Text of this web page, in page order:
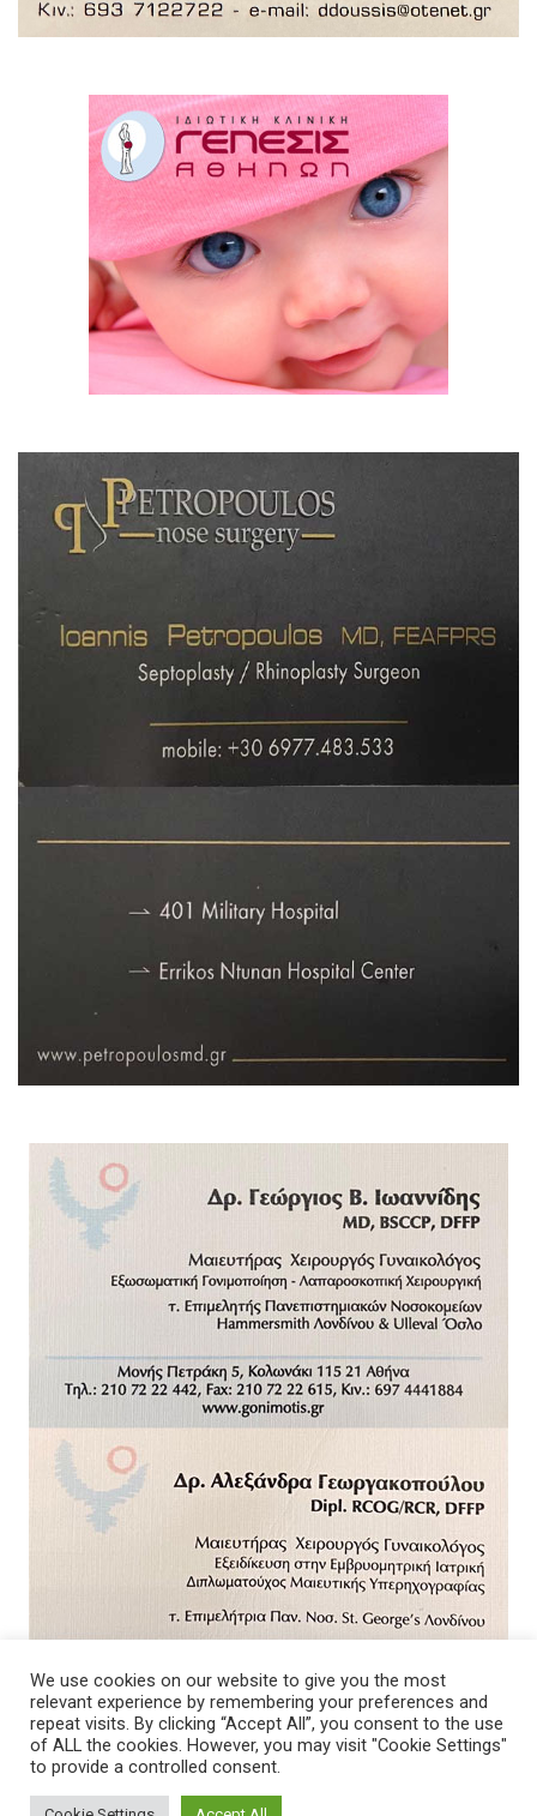
We use cookies on our website to give you the most
relevant experience by remembering your preferences and
repeat visits. By clicking “Accept All”, you consent to the use
of ALL the cookies. However, you may visit "Cookie Settings"
to provide a controlled consent.